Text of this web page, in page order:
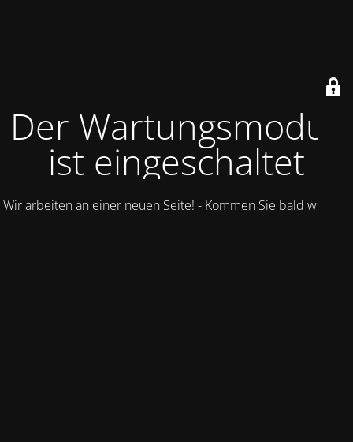
Der Wartungsmodus
ist eingeschaltet
Wir arbeiten an einer neuen Seite! - Kommen Sie bald wieder.